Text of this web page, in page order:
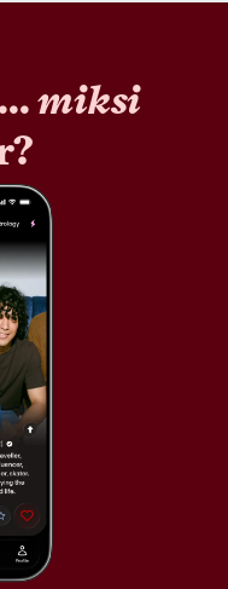
miksi